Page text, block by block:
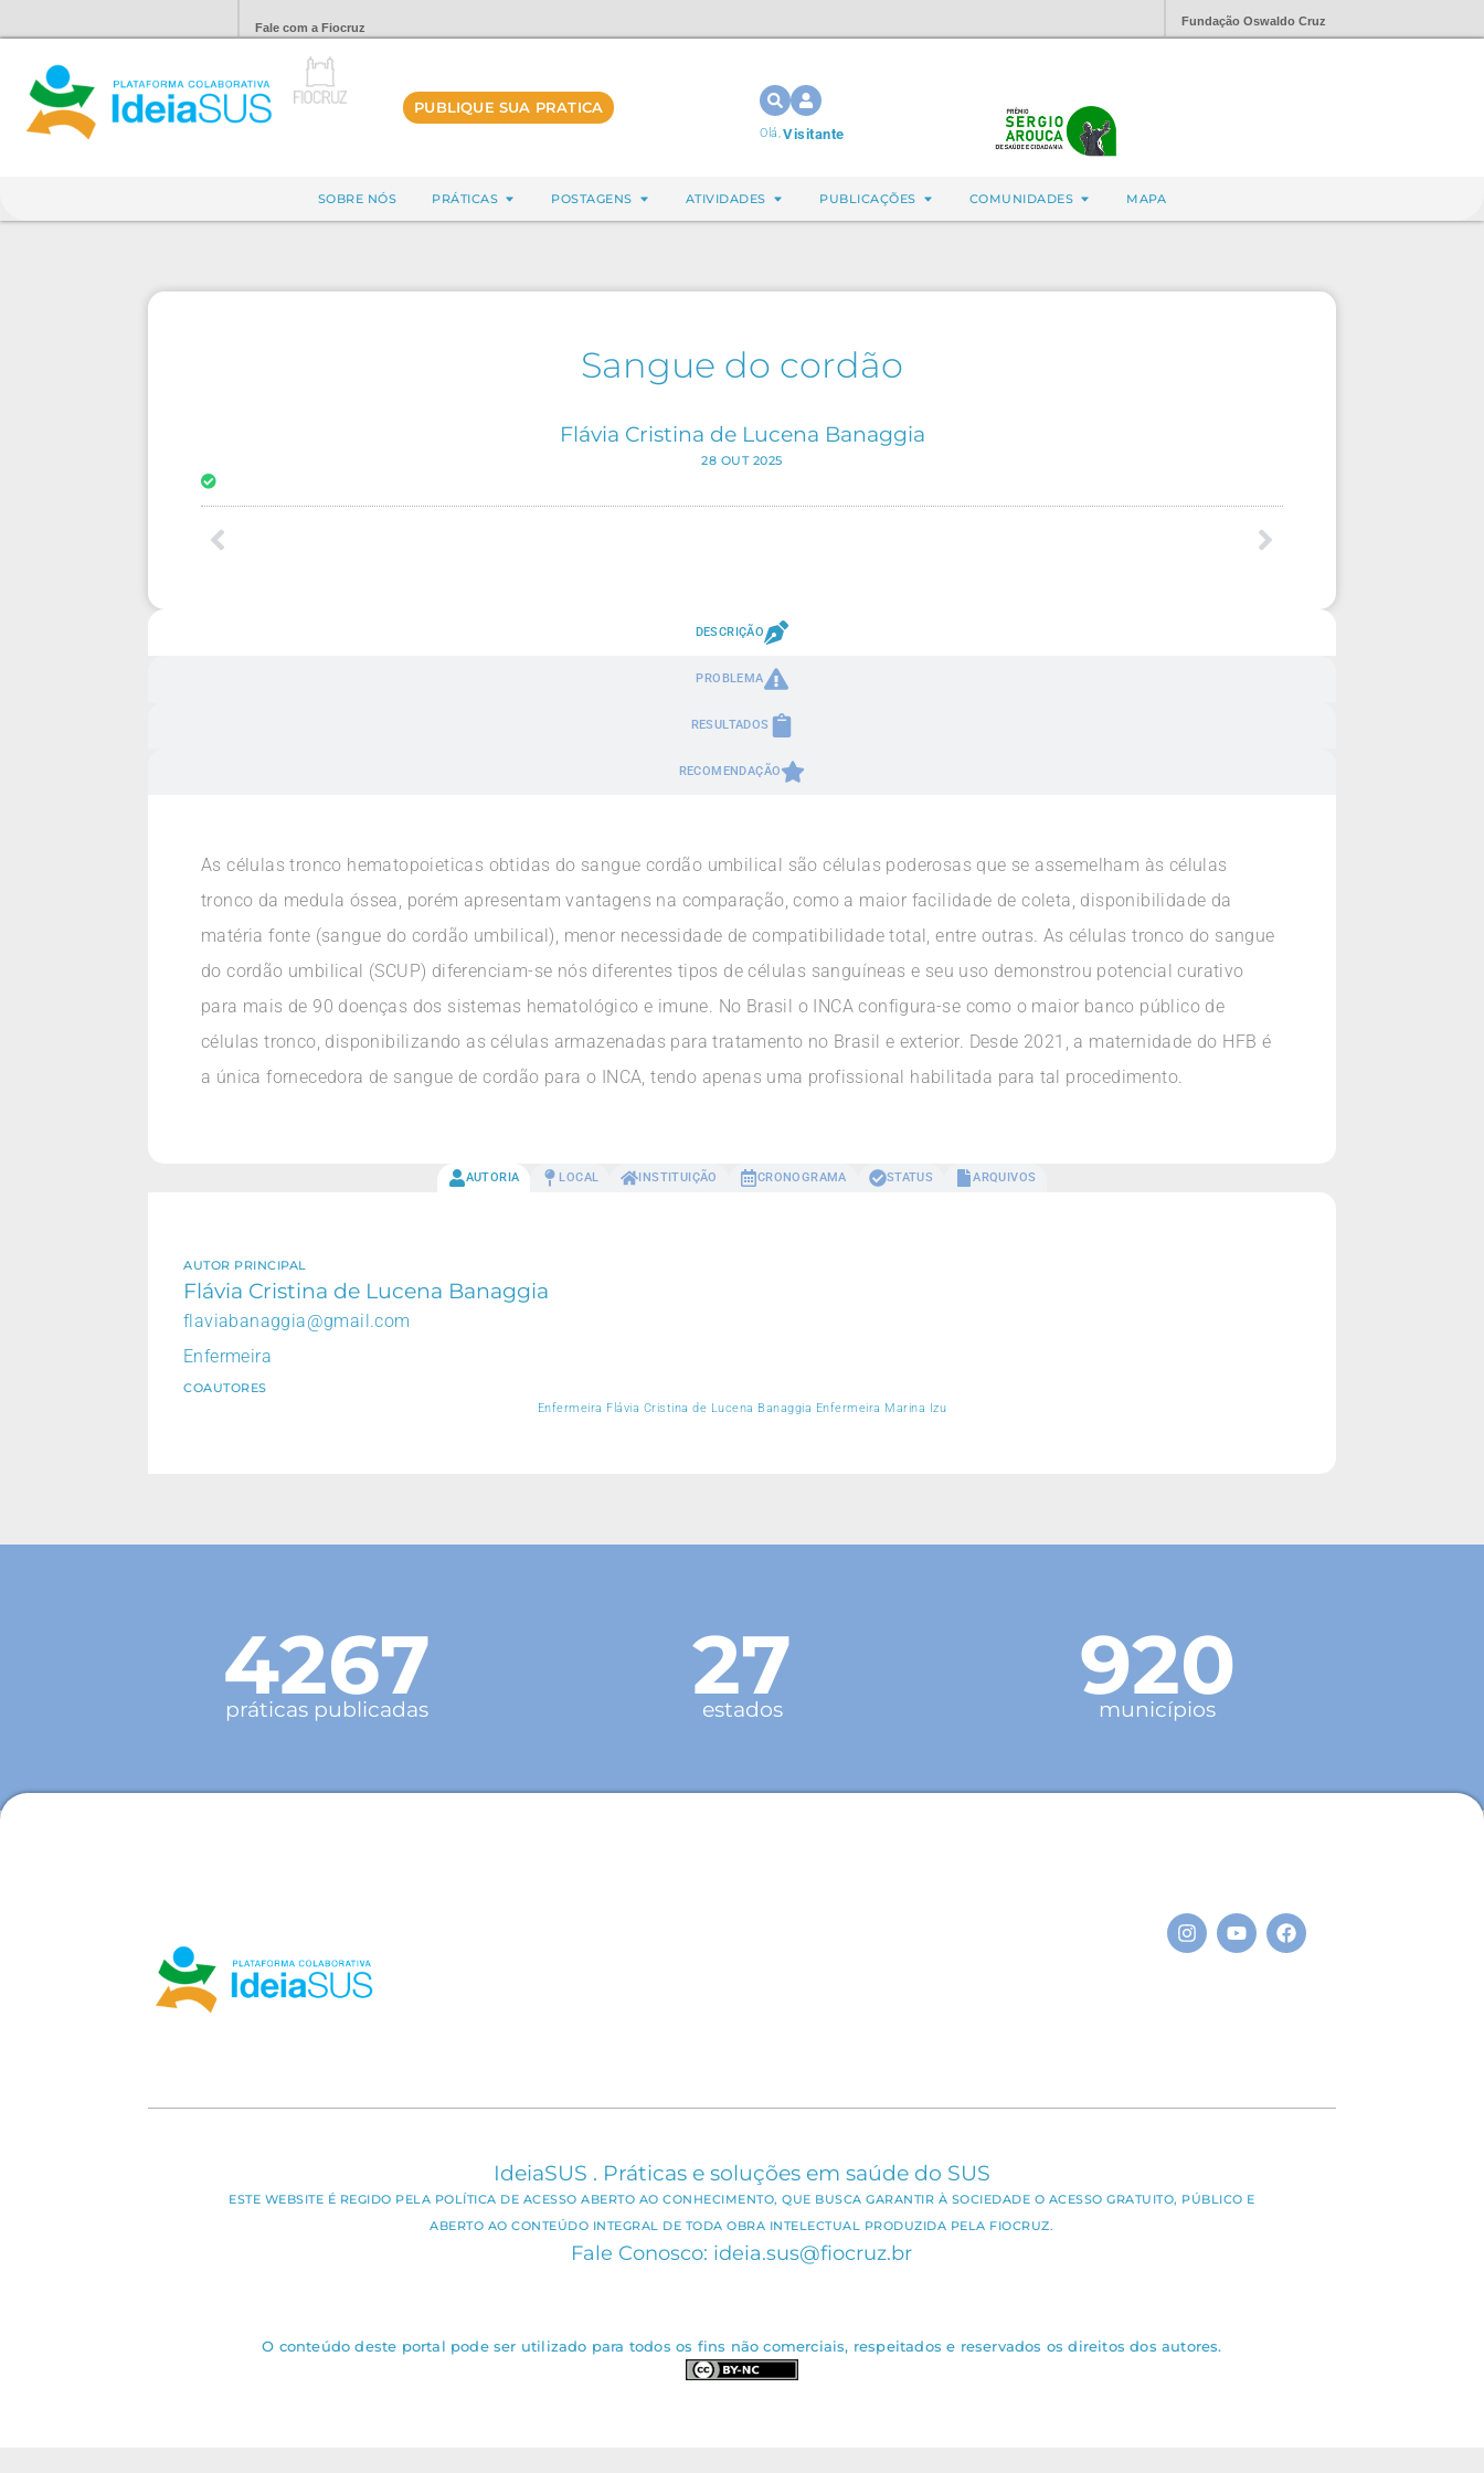
Fale com a Fiocruz Fundação Oswaldo Cruz
PUBLIQUE SUA PRATICA
Olá,Visitante
SOBRE NÓS PRÁTICAS POSTAGENS ATIVIDADES PUBLICAÇÕES COMUNIDADES MAPA
Sangue do cordão
Flávia Cristina de Lucena Banaggia
28 OUT 2025
DESCRIÇÃO
PROBLEMA
RESULTADOS
RECOMENDAÇÃO
As células tronco hematopoieticas obtidas do sangue cordão umbilical são células poderosas que se assemelham às células
tronco da medula óssea, porém apresentam vantagens na comparação, como a maior facilidade de coleta, disponibilidade da
matéria fonte (sangue do cordão umbilical), menor necessidade de compatibilidade total, entre outras. As células tronco do sangue
do cordão umbilical (SCUP) diferenciam-se nós diferentes tipos de células sanguíneas e seu uso demonstrou potencial curativo
para mais de 90 doenças dos sistemas hematológico e imune. No Brasil o INCA configura-se como o maior banco público de
células tronco, disponibilizando as células armazenadas para tratamento no Brasil e exterior. Desde 2021, a maternidade do HFB é
a única fornecedora de sangue de cordão para o INCA, tendo apenas uma profissional habilitada para tal procedimento.
AUTORIA LOCAL INSTITUIÇÃO CRONOGRAMA STATUS ARQUIVOS
AUTOR PRINCIPAL
Flávia Cristina de Lucena Banaggia
flaviabanaggia@gmail.com
Enfermeira
COAUTORES
Enfermeira Flávia Cristina de Lucena Banaggia Enfermeira Marina Izu
4267
práticas publicadas 27
estados 920
municípios
IdeiaSUS . Práticas e soluções em saúde do SUS
ESTE WEBSITE É REGIDO PELA POLÍTICA DE ACESSO ABERTO AO CONHECIMENTO, QUE BUSCA GARANTIR À SOCIEDADE O ACESSO GRATUITO, PÚBLICO E
ABERTO AO CONTEÚDO INTEGRAL DE TODA OBRA INTELECTUAL PRODUZIDA PELA FIOCRUZ.
Fale Conosco: ideia.sus@fiocruz.br
O conteúdo deste portal pode ser utilizado para todos os fins não comerciais, respeitados e reservados os direitos dos autores.